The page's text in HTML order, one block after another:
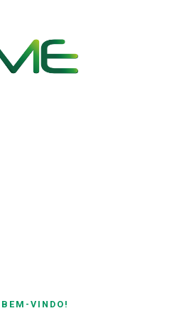
Estudos, Projectos